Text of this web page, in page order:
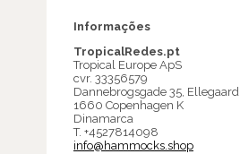
Informações
TropicalRedes.pt
Tropical Europe ApS
cvr. 33356579
Dannebrogsgade 35, Ellegaard
1660 Copenhagen K
Dinamarca
T. +4527814098
info@hammocks.shop